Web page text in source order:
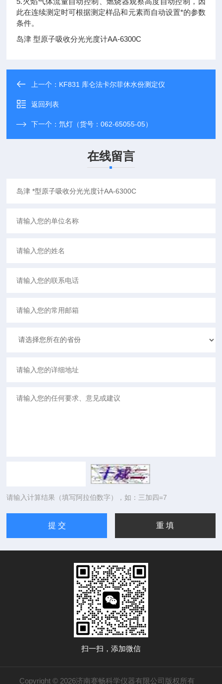
此在连续测定时可根据测定样品和元素而自动设置*的参数
条件。
岛津 型原子吸收分光光度计AA-6300C
上一个： KF831 库仑法卡尔菲休水份测定仪
返回列表
下一个：氘灯（货号：062-65055-05）
在线留言
请输入计算结果（填写阿拉伯数字），如：三加四=7
扫一扫，添加微信
Copyright © 2026济南赛畅科学仪器有限公司版权所有